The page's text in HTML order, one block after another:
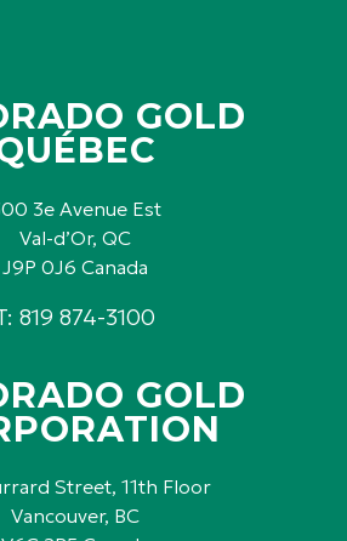
GOLD
3e Avenue Est
Val-d’Or, QC
J9P 0J6 Canada
819 874-3100
GOLD
Street, 11th Floor
Vancouver, BC